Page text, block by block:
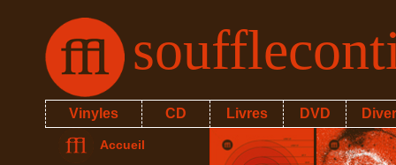
Vinyles CD Livres DVD
Accueil